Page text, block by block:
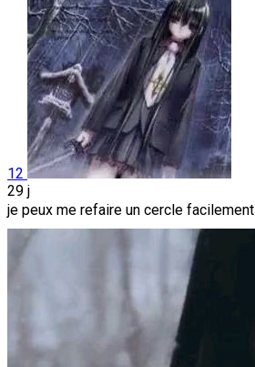
12
29 j
je peux me refaire un cercle facilement